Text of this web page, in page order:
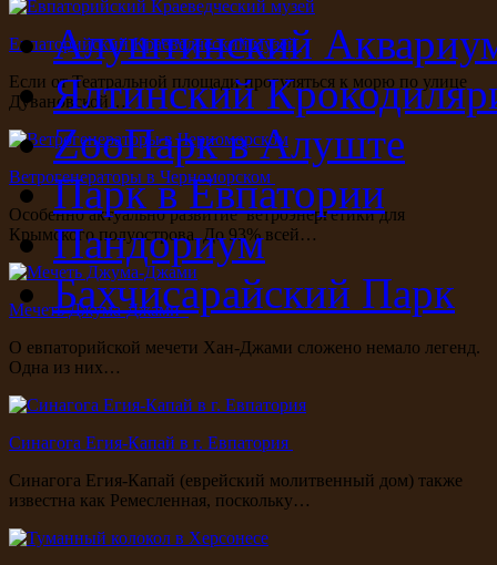
Евпаторийский Краеведческий музей
Если от Театральной площади прогуляться к морю по улице
Дувановской…
Ветрогенераторы в Черноморском
Особенно актуально развитие ветроэнергетики для
Крымского полуострова. До 93% всей…
Мечеть Джума-Джами
О евпаторийской мечети Хан-Джами сложено немало легенд.
Одна из них…
Синагога Егия-Капай в г. Евпатория
Синагога Егия-Капай (еврейский молитвенный дом) также
известна как Ремесленная, поскольку…
Алуштинский
Ялтинский
ZooПарк в Алуште
Парк в Евпатории
Пандориум
Бахчисарайский Парк